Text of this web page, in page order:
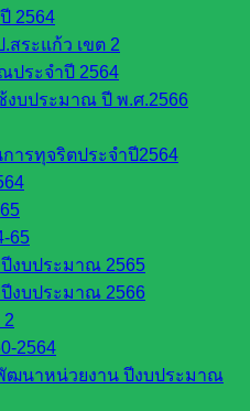
2564
สระแก้ว เขต 2
ประจำปี 2564
งบประมาณ ปี พ.ศ.2566
ารทุจริตประจำปี2564
65
งบประมาณ 2565
งบประมาณ 2566
2
2564
ฒนาหน่วยงาน ปีงบประมาณ
reserved. Design By SK2 ICT